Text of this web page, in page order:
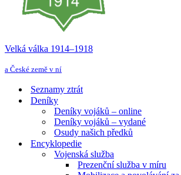
Velká válka 1914–⁠⁠⁠⁠⁠⁠1918
a České země v ní
Seznamy ztrát
Deníky
Deníky vojáků – online
Deníky vojáků – vydané
Osudy našich předků
Encyklopedie
Vojenská služba
Prezenční služba v míru